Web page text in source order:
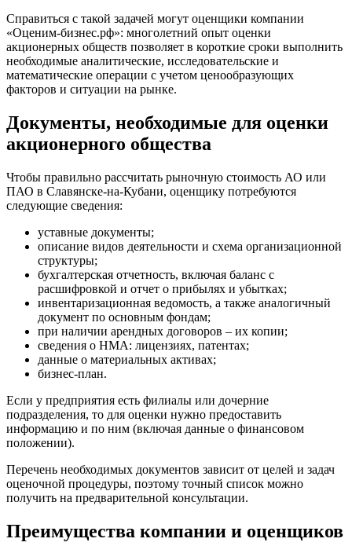
Справиться с такой задачей могут оценщики компании
«Оценим-бизнес.рф»: многолетний опыт оценки
акционерных обществ позволяет в короткие сроки выполнить
необходимые аналитические, исследовательские и
математические операции с учетом ценообразующих
факторов и ситуации на рынке.
Документы, необходимые для оценки
акционерного общества
Чтобы правильно рассчитать рыночную стоимость АО или
ПАО в Славянске-на-Кубани, оценщику потребуются
следующие сведения:
уставные документы;
описание видов деятельности и схема организационной
структуры;
бухгалтерская отчетность, включая баланс с
расшифровкой и отчет о прибылях и убытках;
инвентаризационная ведомость, а также аналогичный
документ по основным фондам;
при наличии арендных договоров – их копии;
сведения о НМА: лицензиях, патентах;
данные о материальных активах;
бизнес-план.
Если у предприятия есть филиалы или дочерние
подразделения, то для оценки нужно предоставить
информацию и по ним (включая данные о финансовом
положении).
Перечень необходимых документов зависит от целей и задач
оценочной процедуры, поэтому точный список можно
получить на предварительной консультации.
Преимущества компании и оценщиков
Дербент
Джанкой
Дзержинск
Дзержинский
Димитровград
Дмитров
Долгопрудный
Домодедово
Дубна
Дюртюли
Егорьевск
Екатеринбург
Елизово
Енисейск
Ермолино
Железногорск
Железногорск-Илимский
Жуковский
Заозерный
Заполярный
Заречный